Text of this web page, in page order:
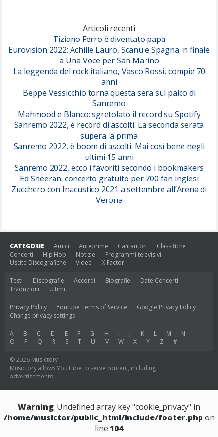
Serenamente
Articoli recenti
Tiziano Ferro è diventato papà
Eurovision 2022: Achille Lauro, Scanu e Spagna in finale
a Una Voce per San Marino
La leggenda del rock italiano, Vasco Rossi, compie 70
anni
Beppe Vessicchio torna questa sera sul palco di
Sanremo
Mahmood e Blanco: sgretolato il record su Spotify
Sanremo 2022, è record di ascolti. La seconda serata
supera la prima
Sanremo 2022, è boom di ascolti. Mai così bene negli
ultimi 15 anni
Sanremo 2022, ecco i favoriti secondo i bookmakers
Ed Sheeran: concerto gratuito per 700 fan inglesi
Zucchero con Inacustico 2021 a settembre all’Arena di
Verona
CATEGORIE Amici Anteprime Cantautori
Classifiche
Concerti
Hip Hop Notizie
Programmi televisivi
Uscite Discografiche
Video X Factor
Testi Discografie Accordi Biografie
Date Concerti
Traduzioni
Ultimi
Privacy Policy Youtube Terms of Service
Google Privacy Policy
Change privacy settings
A B C D E F G H I J K L M
N
O
P Q R S T U V W X Y Z #
© 2026 Musictory
Musictory allows YouTube to serve content, including
advertisements
Warning: Undefined array key "cookie_privacy" in
/home/musictor/public_html/include/footer.php on
line 104